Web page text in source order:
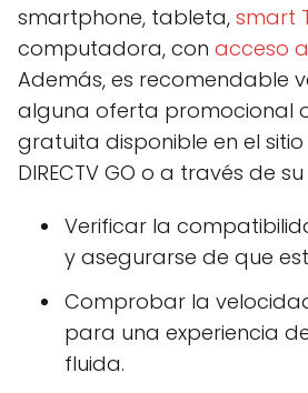
smartphone, tableta, smart
computadora, con acceso
Además, es recomendable
alguna oferta promocional
gratuita disponible en el
DIRECTV GO o a través de
Verificar la
y asegurarse de que
Comprobar la
para una experiencia
fluida.